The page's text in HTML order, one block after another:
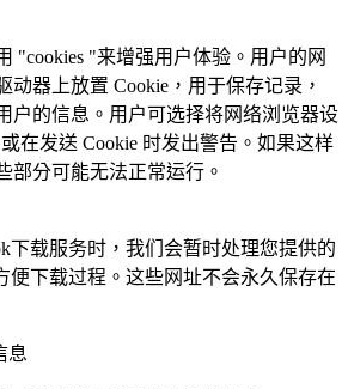
"cookies "来增强用户体验。用户的网
动器上放置 Cookie，用于保存记录，
户的信息。用户可选择将网络浏览器设
在发送 Cookie 时发出警告。如果这样
部分可能无法正常运行。
下载服务时，我们会暂时处理您提供的
便下载过程。这些网址不会永久保存在
息